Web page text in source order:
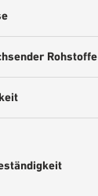
Rohstoffe